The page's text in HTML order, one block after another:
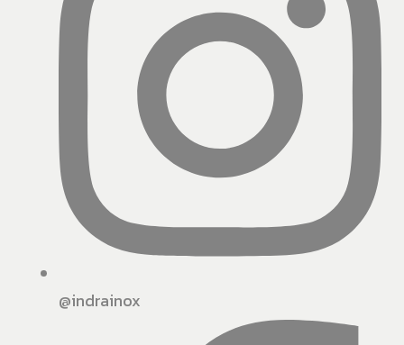
@indrainox